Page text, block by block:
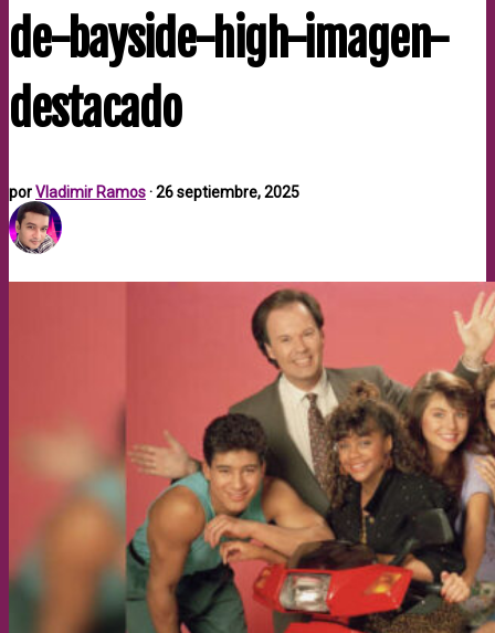
de-bayside-high-imagen-
destacado
porVladimir Ramos·26 septiembre, 2025